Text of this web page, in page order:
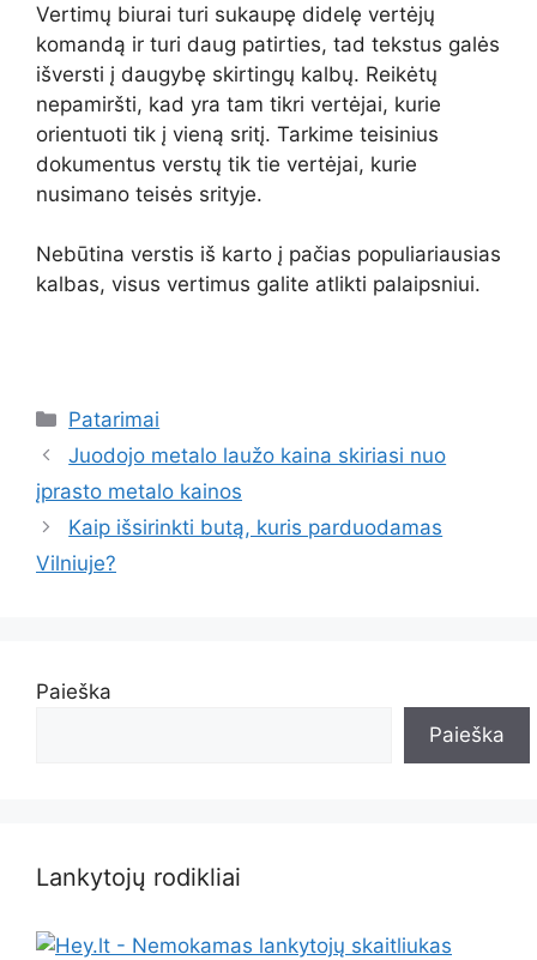
Vertimų biurai turi sukaupę didelę vertėjų
komandą ir turi daug patirties, tad tekstus galės
išversti į daugybę skirtingų kalbų. Reikėtų
nepamiršti, kad yra tam tikri vertėjai, kurie
orientuoti tik į vieną sritį. Tarkime teisinius
dokumentus verstų tik tie vertėjai, kurie
nusimano teisės srityje.
Nebūtina verstis iš karto į pačias populiariausias
kalbas, visus vertimus galite atlikti palaipsniui.
Kategorijos
Patarimai
Juodojo metalo laužo kaina skiriasi nuo
įprasto metalo kainos
Kaip išsirinkti butą, kuris parduodamas
Vilniuje?
Paieška
Paieška
Lankytojų rodikliai